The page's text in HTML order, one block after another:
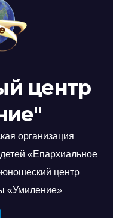
центр
организация
«Епархиальное
центр
«Умиление»